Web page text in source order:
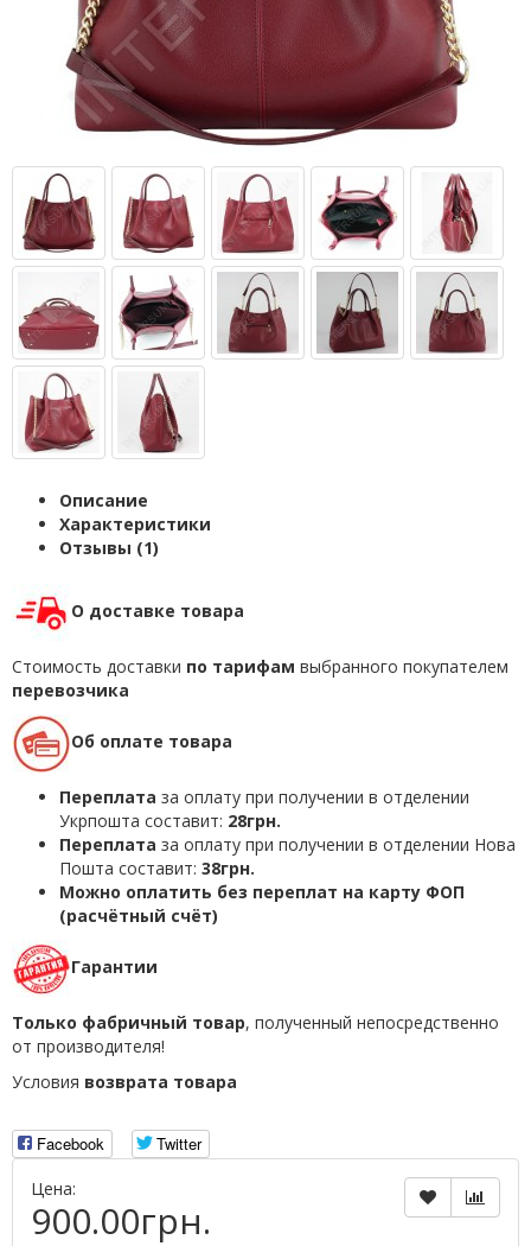
Описание
Характеристики
Отзывы (1)
О доставке товара
Стоимость доставки по тарифам выбранного покупателем
перевозчика
Об оплате товара
Переплата за оплату при получении в отделении
Укрпошта составит: 28грн.
Переплата за оплату при получении в отделении Нова
Пошта составит: 38грн.
Можно оплатить без переплат на карту ФОП
(расчётный счёт)
Гарантии
Только фабричный товар, полученный непосредственно
от производителя!
Условия возврата товара
Facebook
Twitter
Цена:
900.00грн.